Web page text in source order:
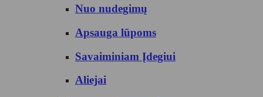
Nuo nudegimų
Apsauga lūpoms
Savaiminiam Įdegiui
Aliejai